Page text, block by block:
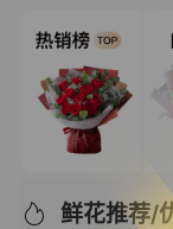
鲜花推荐/